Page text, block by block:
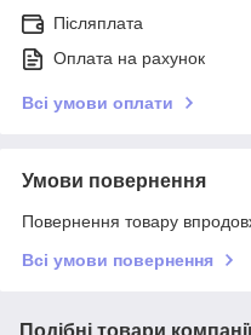
Післяплата
Оплата на рахунок
Всі умови оплати
Умови повернення
Повернення товару
Всі умови повернення